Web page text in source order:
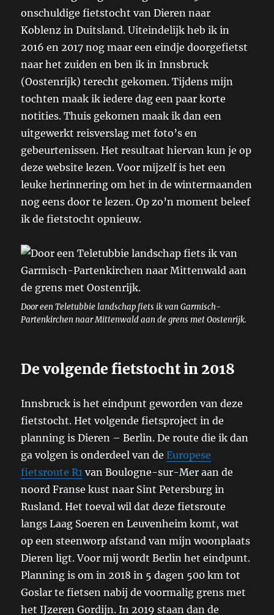
onschuldige fietstocht van Dieren naar
Koblenz in Duitsland. Uiteindelijk heb ik in
2016 en 2017 nog maar een eindje doorgefietst
naar het zuiden en ben ik in Innsbruck
(Oostenrijk) terecht gekomen. Tijdens mijn
tochten maak ik iedere dag een paar korte
notities. Thuis gekomen maak ik dan een
uitgewerkt reisverslag met foto’s en
gebeurtenissen. Het resultaat hiervan kun je op
deze website lezen. Voor mijzelf is het een
leuke herinnering om het in de wintermaanden
nog eens door te lezen. Op zo’n moment beleef
ik de fietstocht opnieuw.
Door een Teletubbie landschap fiets ik van Garmisch-
Partenkirchen naar Mittenwald aan de grens met Oostenrijk.
De volgende fietstocht in 2018
Innsbruck is het eindpunt geworden van deze
fietstocht. Het volgende fietsproject in de
planning is Dieren – Berlin. De route die ik dan
ga volgen is onderdeel van deEuropese
fietsroute R1 van Boulogne-sur-Mer aan de
noord Franse kust naar Sint Petersburg in
Rusland. Het toeval wil dat deze fietsroute
langs Laag Soeren en Leuvenheim komt, wat
op een steenworp afstand van mijn woonplaats
Dieren ligt. Voor mij wordt Berlin het eindpunt.
Planning is om in 2018 in 5 dagen 500 km tot
Goslar te fietsen nabij de voormalig grens met
het IJzeren Gordijn. In 2019 staan dan de